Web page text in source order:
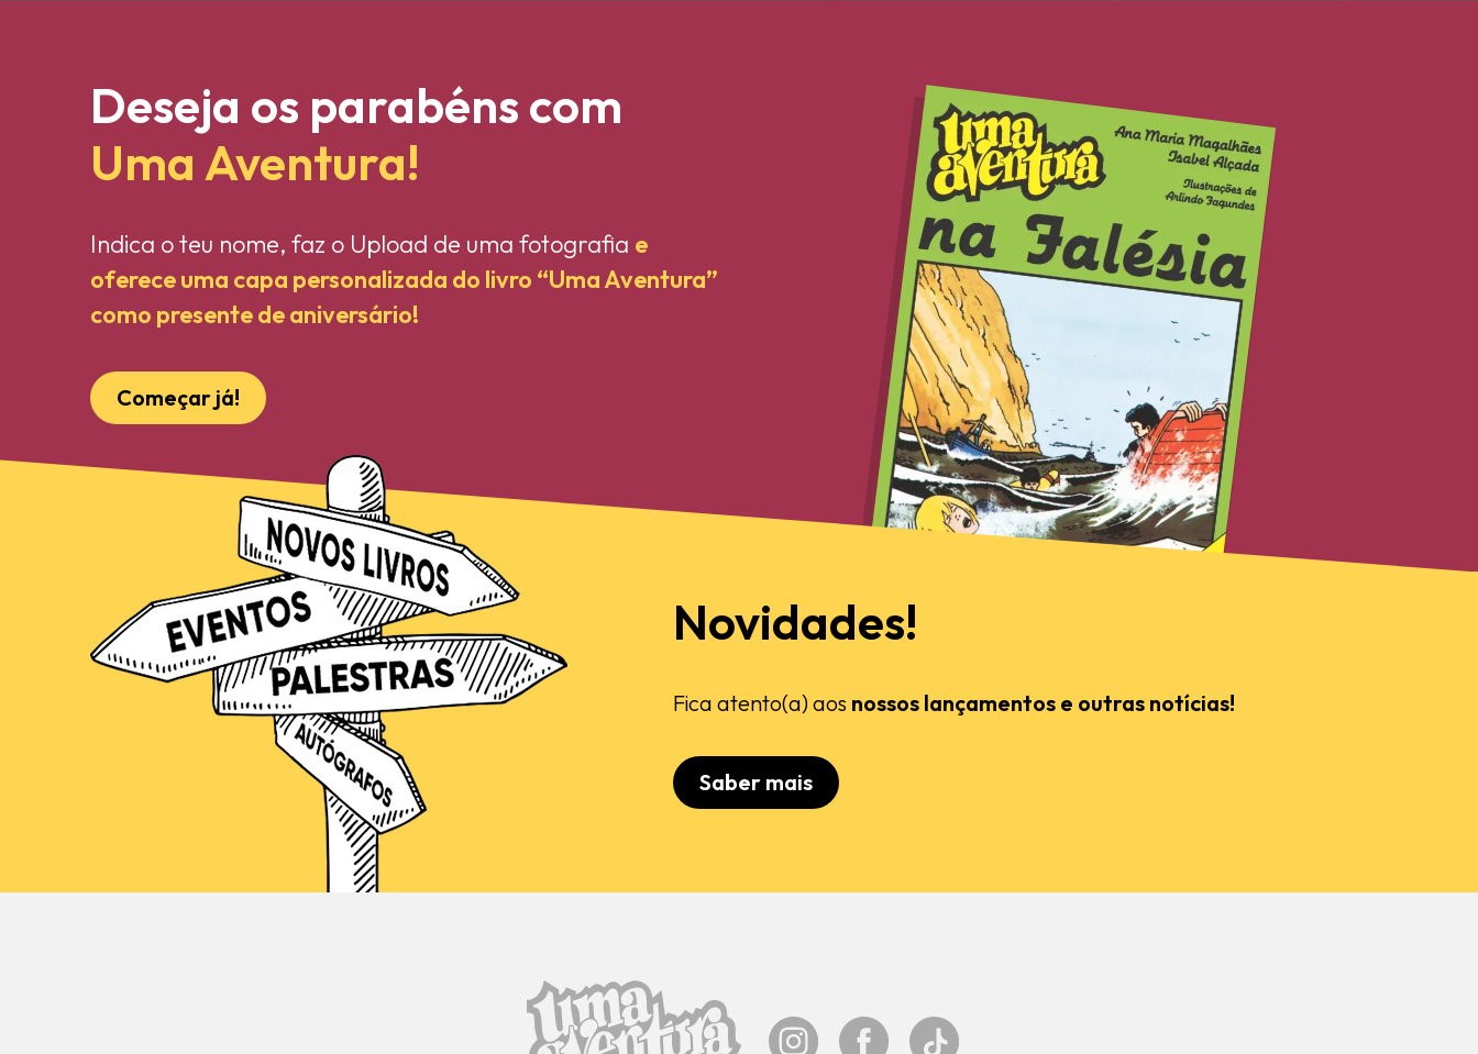
Deseja os parabéns com
Uma Aventura!
Indica o teu nome, faz o Upload de uma fotografia e
oferece uma capa personalizada do livro “Uma Aventura”
como presente de aniversário!
Começar já!
Novidades!
Fica atento(a) aos nossos lançamentos e outras notícias!
Saber mais